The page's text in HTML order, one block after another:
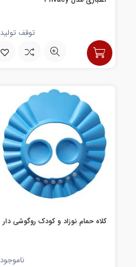
توقف تولید
کلاه حمام نوزاد و کودک روگوشی دار
ناموجود